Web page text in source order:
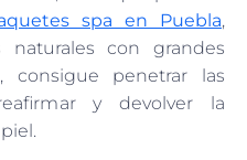
spa en Puebla,
naturales con grandes
consigue penetrar las
y devolver la